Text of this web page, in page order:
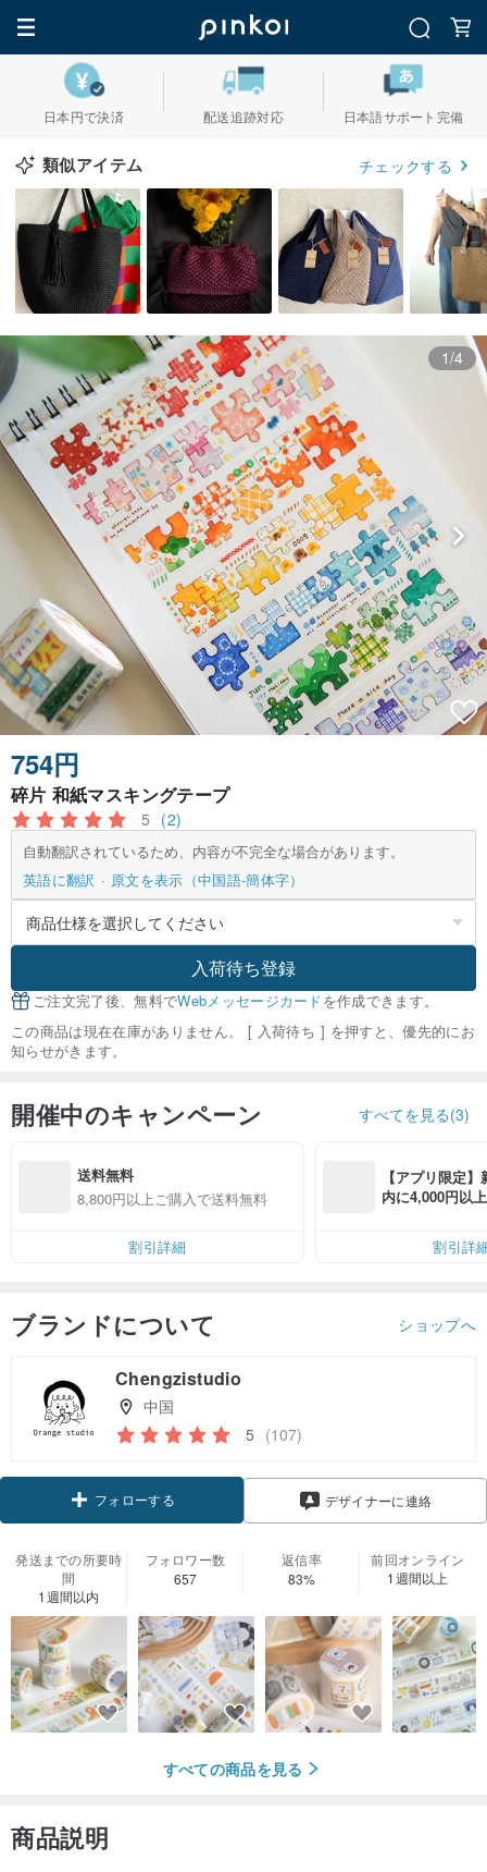
日本円で決済 配送追跡対応 日本語サポート完備
類似アイテム チェックする
1/4
754円
碎片 和紙マスキングテープ
5 (2)
自動翻訳されているため、内容が不完全な場合があります。
英語に翻訳
原文を表示（中国語-簡体字）
入荷待ち登録
ご注文完了後、無料でWebメッセージカードを作成できます。
この商品は現在在庫がありません。 [ 入荷待ち ] を押すと、優先的にお
知らせがきます。
開催中のキャンペーン すべてを見る(3)
送料無料
8,800円以上ご購入で送料無料
割引詳細
【アプリ限定
内に4,000円以
割引詳
ブランドについて ショップへ
Chengzistudio
中国
5 (107)
フォローする デザイナーに連絡
発送までの所要時
間
1週間以内
フォロワー数
657
返信率
83%
前回オンライン
1週間以上
すべての商品を見る
商品説明